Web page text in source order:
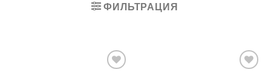
ФИЛЬТРАЦИЯ